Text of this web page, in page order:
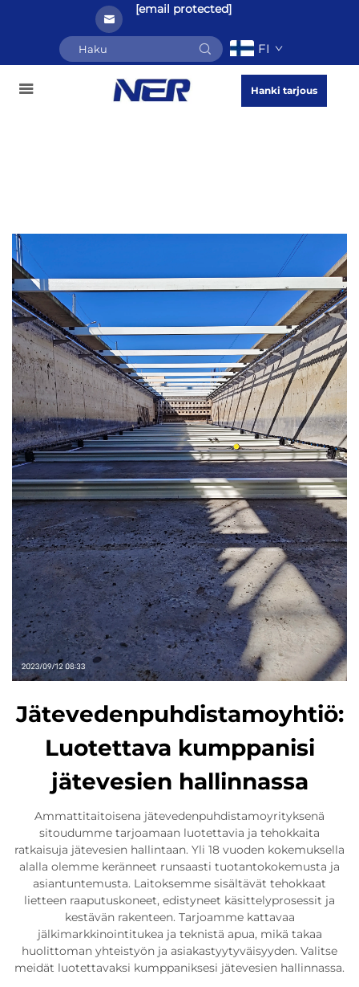
[email protected]
FI
Hanki tarjous
Jätevedenpuhdistamoyhtiö:
Luotettava kumppanisi
jätevesien hallinnassa
Ammattitaitoisena jätevedenpuhdistamoyrityksenä
sitoudumme tarjoamaan luotettavia ja tehokkaita
ratkaisuja jätevesien hallintaan. Yli 18 vuoden kokemuksella
alalla olemme keränneet runsaasti tuotantokokemusta ja
asiantuntemusta. Laitoksemme sisältävät tehokkaat
lietteen raaputuskoneet, edistyneet käsittelyprosessit ja
kestävän rakenteen. Tarjoamme kattavaa
jälkimarkkinointitukea ja teknistä apua, mikä takaa
huolittoman yhteistyön ja asiakastyytyväisyyden. Valitse
meidät luotettavaksi kumppaniksesi jätevesien hallinnassa.